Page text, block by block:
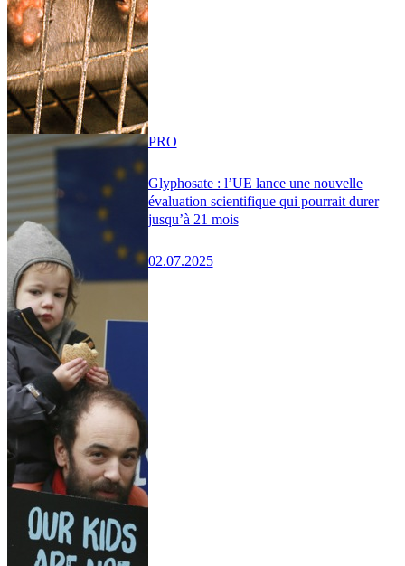
Glyphosate : l’UE lance une nouvelle
évaluation scientifique qui pourrait durer
jusqu’à 21 mois
02.07.2025
PRO